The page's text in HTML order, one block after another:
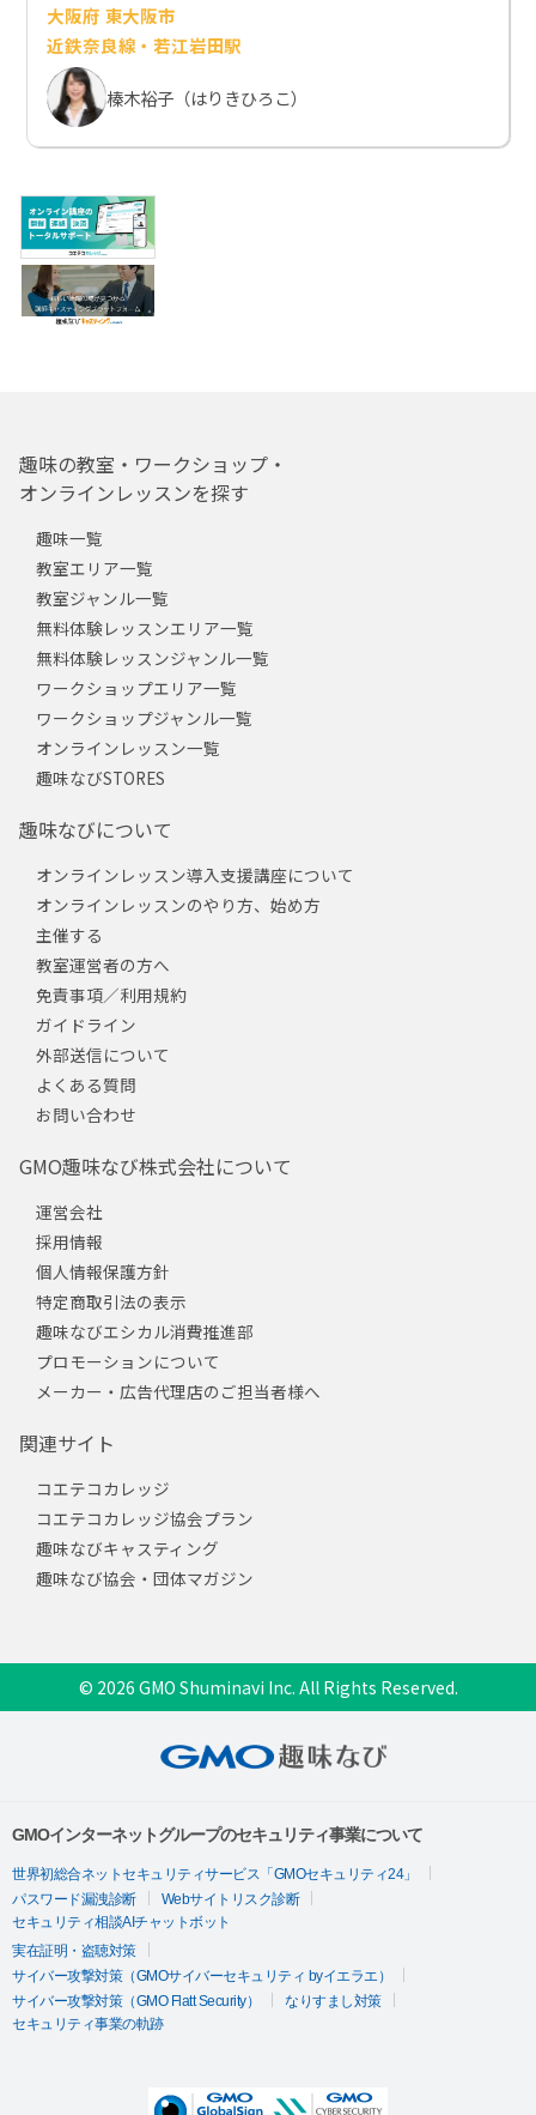
大阪府 東大阪市
近鉄奈良線・若江岩田駅
榛木裕子（はりきひろこ）
趣味の教室・ワークショップ・
オンラインレッスンを探す
趣味一覧
教室エリア一覧
教室ジャンル一覧
無料体験レッスンエリア一覧
無料体験レッスンジャンル一覧
ワークショップエリア一覧
ワークショップジャンル一覧
オンラインレッスン一覧
趣味なびSTORES
趣味なびについて
オンラインレッスン導入支援講座について
オンラインレッスンのやり方、始め方
主催する
教室運営者の方へ
免責事項／利用規約
ガイドライン
外部送信について
よくある質問
お問い合わせ
GMO趣味なび株式会社について
運営会社
採用情報
個人情報保護方針
特定商取引法の表示
趣味なびエシカル消費推進部
プロモーションについて
メーカー・広告代理店のご担当者様へ
関連サイト
コエテコカレッジ
コエテコカレッジ協会プラン
趣味なびキャスティング
趣味なび協会・団体マガジン
© 2026 GMO Shuminavi Inc. All Rights Reserved.